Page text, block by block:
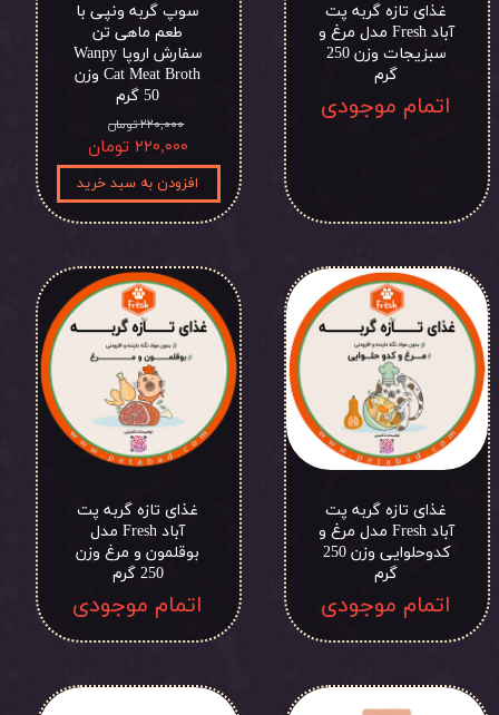
غذای تازه گربه پت
آباد Fresh مدل مرغ و
سبزیجات وزن 250
گرم
اتمام موجودی
سوپ گربه ونپی با
طعم ماهی تن
سفارش اروپا Wanpy
Cat Meat Broth وزن
50 گرم
۲۲۰,۰۰۰ تومان
۲۲۰,۰۰۰ تومان
افزودن به سبد خرید
غذای تازه گربه پت
آباد Fresh مدل مرغ و
کدوحلوایی وزن 250
گرم
اتمام موجودی
غذای تازه گربه پت
آباد Fresh مدل
بوقلمون و مرغ وزن
250 گرم
اتمام موجودی